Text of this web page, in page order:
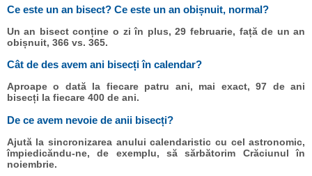
Ce este un an bisect? Ce este un an obișnuit, normal?
Un an bisect conține o zi în plus, 29 februarie, față de un an
obișnuit, 366 vs. 365.
Cât de des avem ani bisecți în calendar?
Aproape o dată la fiecare patru ani, mai exact, 97 de ani
bisecți la fiecare 400 de ani.
De ce avem nevoie de anii bisecți?
Ajută la sincronizarea anului calendaristic cu cel astronomic,
împiedicăndu-ne, de exemplu, să sărbătorim Crăciunul în
noiembrie.